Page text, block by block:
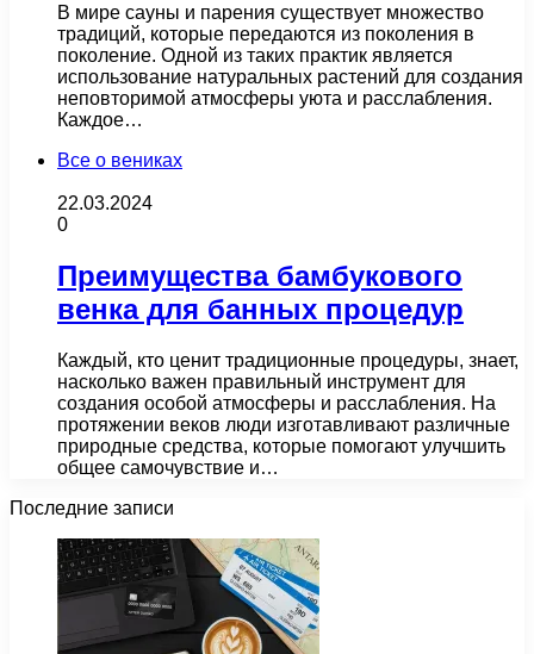
В мире сауны и парения существует множество
традиций, которые передаются из поколения в
поколение. Одной из таких практик является
использование натуральных растений для создания
неповторимой атмосферы уюта и расслабления.
Каждое…
Все о вениках
22.03.2024
0
Преимущества бамбукового
венка для банных процедур
Каждый, кто ценит традиционные процедуры, знает,
насколько важен правильный инструмент для
создания особой атмосферы и расслабления. На
протяжении веков люди изготавливают различные
природные средства, которые помогают улучшить
общее самочувствие и…
Последние записи